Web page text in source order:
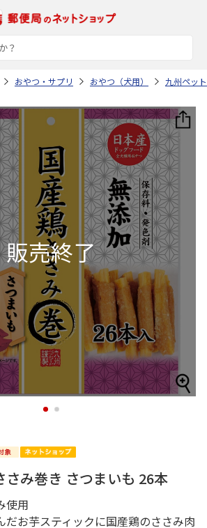
おやつ・サプリ おやつ（犬用） 九州ペッ
1 2
さみ巻き さつまいも 26本
使用
だお芋スティックに国産鶏のささみ肉